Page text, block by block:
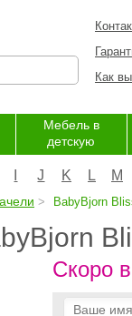
Как
Мебель в
детскую
J K L M
BabyBjorn
Скоро